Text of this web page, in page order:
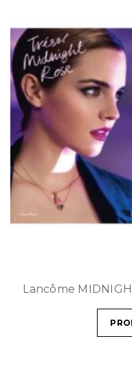
Lancôme